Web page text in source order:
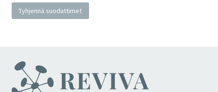
Tyhjennä suodattimet